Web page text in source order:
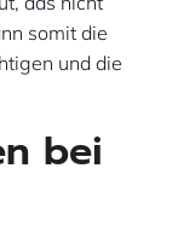
somit die
und die
bei